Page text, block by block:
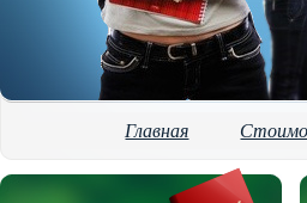
Главная